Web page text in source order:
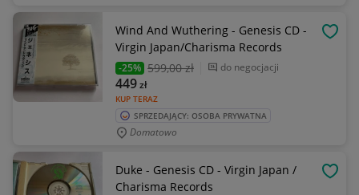
Wind And Wuthering - Genesis CD -
Virgin Japan/Charisma Records
-25% 599,00 zł do negocjacji
KUP TERAZ
449zł
SPRZEDAJĄCY: OSOBA PRYWATNA
Domatowo
Duke - Genesis CD - Virgin Japan /
Charisma Records